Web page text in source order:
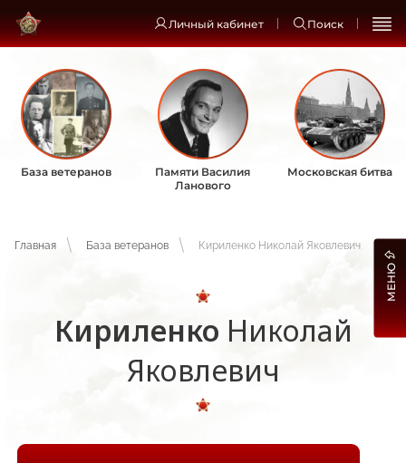
Личный кабинет Поиск
База ветеранов
Памяти Василия
Ланового
Московская битва
Главная База ветеранов Кириленко Николай Яковлевич
Кириленко Николай
Яковлевич
МЕНЮ